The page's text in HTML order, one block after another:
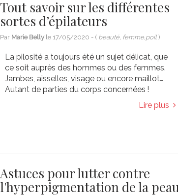
Tout savoir sur les différentes
sortes d’épilateurs
Par Marie Belly le 17/05/2020 - ( beauté, femme,poil )
La pilosité a toujours été un sujet délicat, que
ce soit auprès des hommes ou des femmes.
Jambes, aisselles, visage ou encore maillot…
Autant de parties du corps concernées !
Lire plus
Astuces pour lutter contre
l'hyperpigmentation de la